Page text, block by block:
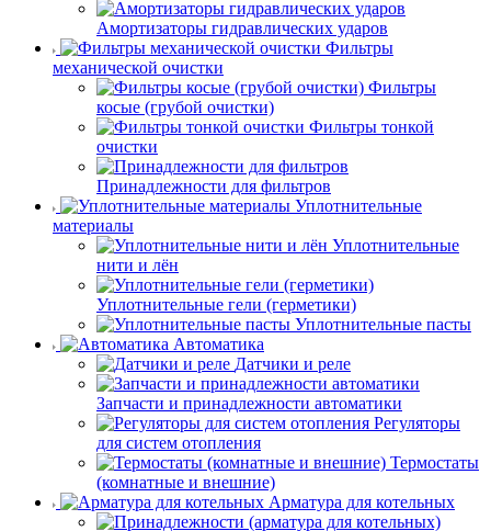
Амортизаторы гидравлических ударов
Фильтры
механической очистки
Фильтры
косые (грубой очистки)
Фильтры тонкой
очистки
Принадлежности для фильтров
Уплотнительные
материалы
Уплотнительные
нити и лён
Уплотнительные гели (герметики)
Уплотнительные пасты
Автоматика
Датчики и реле
Запчасти и принадлежности автоматики
Регуляторы
для систем отопления
Термостаты
(комнатные и внешние)
Арматура для котельных